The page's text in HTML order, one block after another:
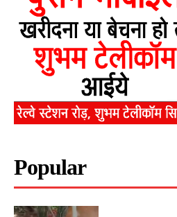
Popular